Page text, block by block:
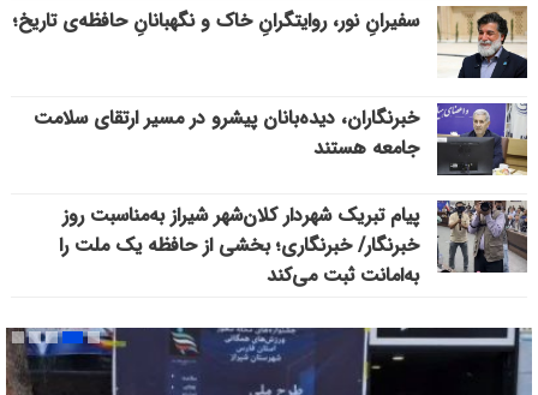
سفیرانِ نور، روایتگرانِ خاک و نگهبانانِ حافظه‌ی تاریخ؛
خبرنگاران، دیده‌بانان پیشرو در مسیر ارتقای سلامت
جامعه هستند
پیام تبریک شهردار کلان‌شهر شیراز به‌مناسبت روز
خبرنگار/ خبرنگاری؛ بخشی از حافظه یک ملت را
به‌امانت ثبت می‌کند